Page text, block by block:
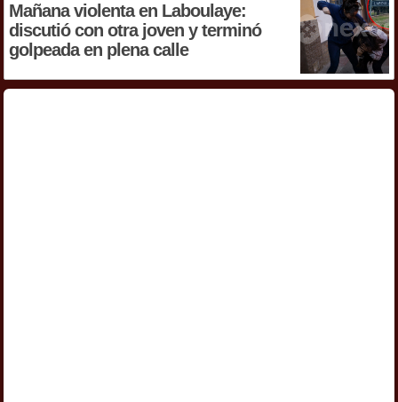
Mañana violenta en Laboulaye:
discutió con otra joven y terminó
golpeada en plena calle